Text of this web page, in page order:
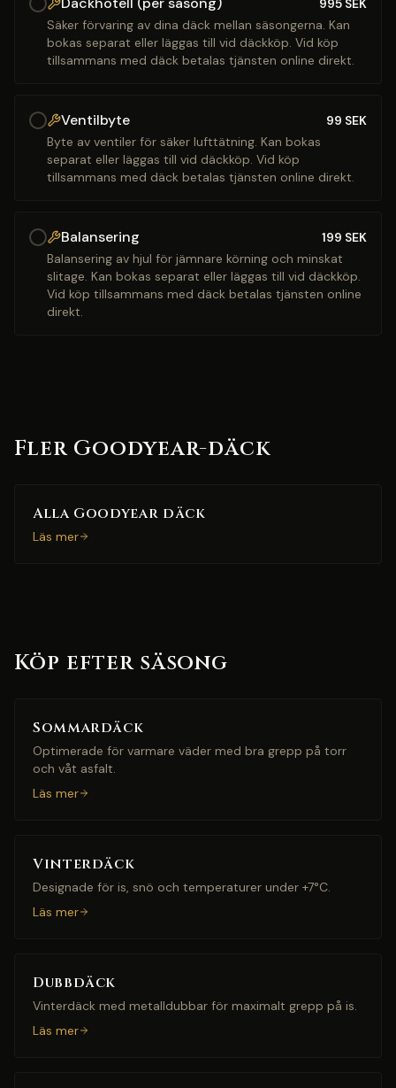
995 SEK
Säker förvaring av dina däck mellan säsongerna. Kan
bokas separat eller läggas till vid däckköp. Vid köp
tillsammans med däck betalas tjänsten online direkt.
Ventilbyte 99 SEK
Byte av ventiler för säker lufttätning. Kan bokas
separat eller läggas till vid däckköp. Vid köp
tillsammans med däck betalas tjänsten online direkt.
Balansering 199 SEK
Balansering av hjul för jämnare körning och minskat
slitage. Kan bokas separat eller läggas till vid däckköp.
Vid köp tillsammans med däck betalas tjänsten online
direkt.
Fler Goodyear-däck
Alla Goodyear däck
Läs mer
Köp efter säsong
Sommardäck
Optimerade för varmare väder med bra grepp på torr
och våt asfalt.
Läs mer
Vinterdäck
Designade för is, snö och temperaturer under +7°C.
Läs mer
Dubbdäck
Vinterdäck med metalldubbar för maximalt grepp på is.
Läs mer